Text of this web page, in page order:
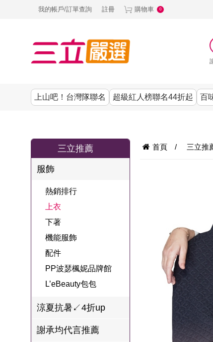
我的帳戶/訂單查詢 註冊 購物車 0
上山吧！台灣隊聯名 超級紅人榜聯名44折起 百
古溜x五秀園
熱銷排行
夜聯名
名
型男大主廚聯
名
推薦
熱銷排行
品
焙
雞精
林聰明沙鍋魚
冷藏 | 冷凍食品
李大娘手工水
熱銷排行
清潔用品
寢具│床墊
宗教開運
ELVIS愛菲斯
金健康石墨烯
熱銷排行
機能服飾
配件
PP波瑟楓妮品
牌館
養生|保健
池昌旭代言
OUR FAMILY
甘味人生
狀元堂牛樟芝
十時塑
熱銷排行
女內褲
男內褲
NEONER
熱銷排行
美容專區
涼夏家電
3C
1MORE耳機
韓國
SKINASSET
甘味人生鍵力
肽↙85折
百味人生
三立推薦
服飾
熱銷排行
上衣
下著
機能服飾
配件
PP波瑟楓妮品牌館
L’eBeauty包包
涼夏抗暑↙4折up
謝承均代言推薦
首頁 / 三立推